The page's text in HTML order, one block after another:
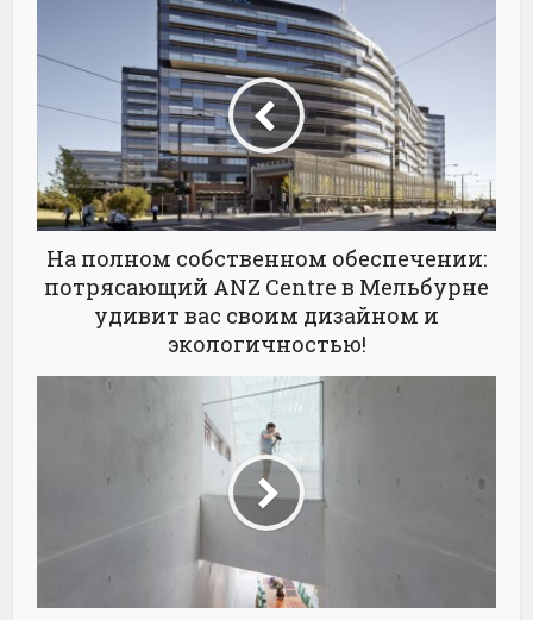
На полном собственном обеспечении:
потрясающий ANZ Centre в Мельбурне
удивит вас своим дизайном и
экологичностью!